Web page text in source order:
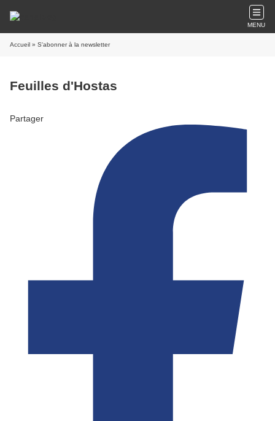
MENU
Accueil » S'abonner à la newsletter
Feuilles d'Hostas
Partager